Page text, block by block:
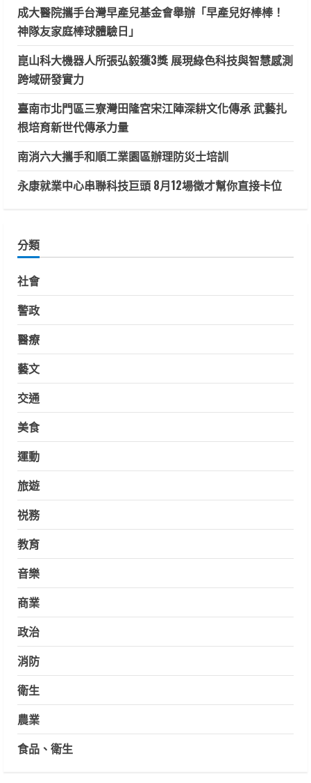
成大醫院攜手台灣早產兒基金會舉辦「早產兒好棒棒！
神隊友家庭棒球體驗日」
崑山科大機器人所張弘毅獲3獎 展現綠色科技與智慧感測
跨域研發實力
臺南市北門區三寮灣田隆宮宋江陣深耕文化傳承 武藝扎
根培育新世代傳承力量
南消六大攜手和順工業園區辦理防災士培訓
永康就業中心串聯科技巨頭 8月12場徵才幫你直接卡位
分類
社會
警政
醫療
藝文
交通
美食
運動
旅遊
祱務
教育
音樂
商業
政治
消防
衛生
農業
食品、衛生